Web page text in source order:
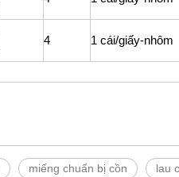
4 1 cái/giấy-nhôm
miếng chuẩn bị cồn lau